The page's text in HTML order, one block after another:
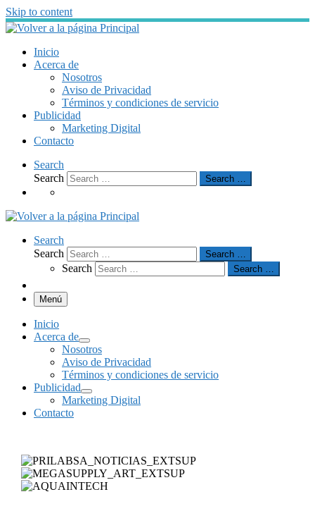
Skip to content
Inicio
Acerca de
Nosotros
Aviso de Privacidad
Términos y condiciones de servicio
Publicidad
Marketing Digital
Contacto
Search
Search
Search …
Search
Search
Search …
Search Search …
Menú
Inicio
Acerca de
Nosotros
Aviso de Privacidad
Términos y condiciones de servicio
Publicidad
Marketing Digital
Contacto